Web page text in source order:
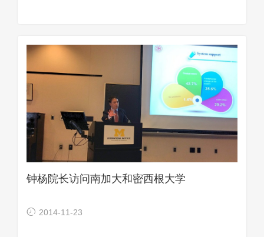
钟杨院长访问南加大和密西根大学
2014-11-23